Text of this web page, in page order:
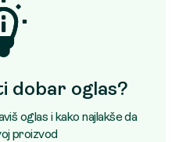
dobar oglas?
oglas i kako najlakše da
proizvod